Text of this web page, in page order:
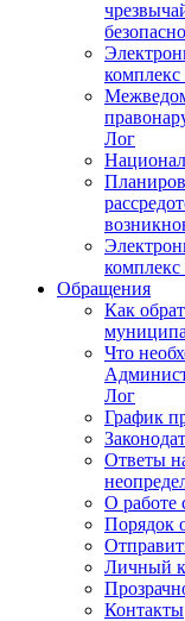
комплекс
Лог
комплекс
Обращения
Как
Что
Лог
График
Ответы
О работе
Порядок
Личный
Контакты